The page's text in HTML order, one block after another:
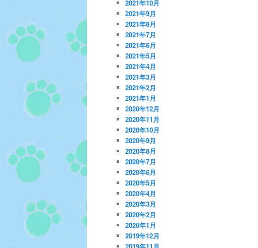
2021年10月
2021年9月
2021年8月
2021年7月
2021年6月
2021年5月
2021年4月
2021年3月
2021年2月
2021年1月
2020年12月
2020年11月
2020年10月
2020年9月
2020年8月
2020年7月
2020年6月
2020年5月
2020年4月
2020年3月
2020年2月
2020年1月
2019年12月
2019年11月